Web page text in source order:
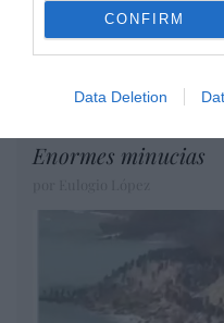
CONFIRM
Data Deletion
por Redacción
Artículos anteriores
Enormes minucias